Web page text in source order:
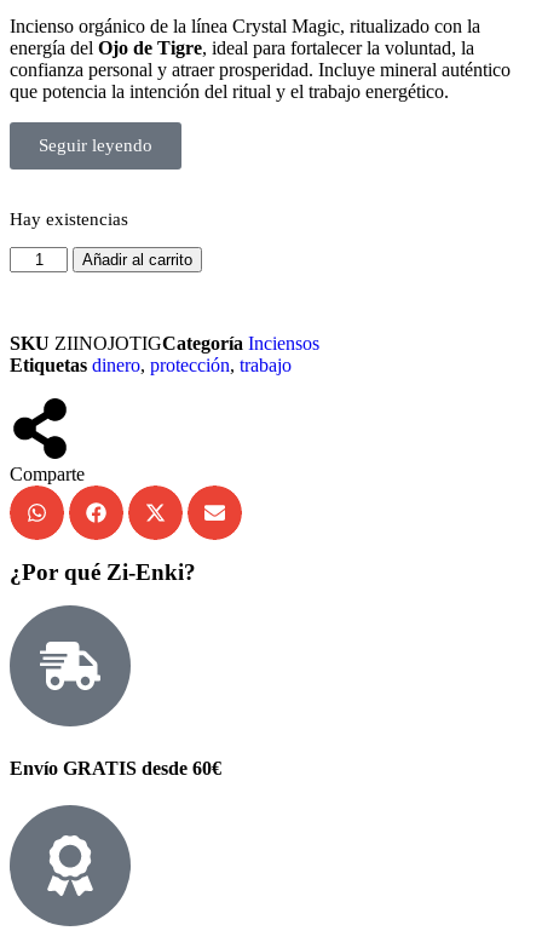
Incienso orgánico de la línea Crystal Magic, ritualizado con la
energía del Ojo de Tigre, ideal para fortalecer la voluntad, la
confianza personal y atraer prosperidad. Incluye mineral auténtico
que potencia la intención del ritual y el trabajo energético.
Seguir leyendo
Hay existencias
Añadir al carrito
SKU ZIINOJOTIGCategoría Inciensos
Etiquetas dinero, protección, trabajo
Comparte
¿Por qué Zi-Enki?
Envío GRATIS desde 60€